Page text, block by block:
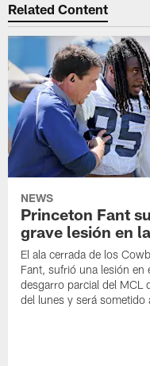
Related Content
NEWS
Princeton Fant
grave lesión en
El ala cerrada de los
Fant, sufrió una lesión en
desgarro parcial del MCL
del lunes y será sometido